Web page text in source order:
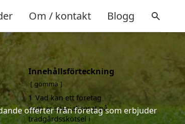
Om / kontakt Blogg
offerter från företag som erbjuder
Innehållsförteckning
gömma
1 Vad kan ett företag
som är specialiserat på
trädgårdsskötsel i